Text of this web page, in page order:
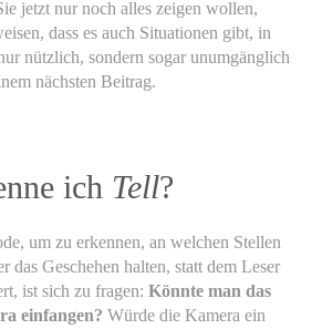
jetzt nur noch alles zeigen wollen,
dass es auch Situationen gibt, in
nützlich, sondern sogar unumgänglich
nächsten Beitrag.
ich Tell?
um zu erkennen, an welchen Stellen
das Geschehen halten, statt dem Leser
ist sich zu fragen: Könnte man das
einfangen? Würde die Kamera ein